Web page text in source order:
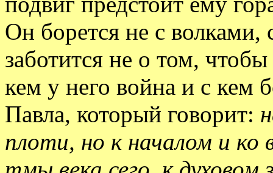
Он борется не с волками,
заботится не о том, чтобы
кем у него война и с кем
Павла, который говорит:
плоти, но к началом и